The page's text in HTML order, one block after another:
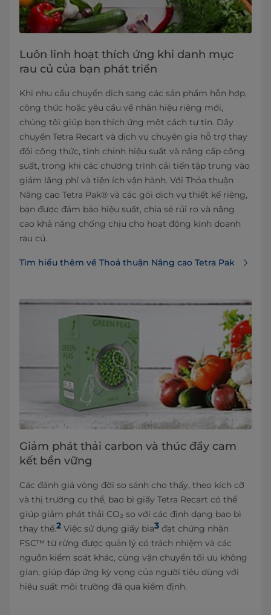
Luôn linh hoạt thích ứng khi danh mục
rau củ của bạn phát triển
Khi nhu cầu chuyển dịch sang các sản phẩm hỗn hợp,
công thức hoặc yêu cầu về nhãn hiệu riêng mới,
chúng tôi giúp bạn thích ứng một cách tự tin. Dây
chuyền Tetra Recart và dịch vụ chuyên gia hỗ trợ thay
đổi công thức, tinh chỉnh hiệu suất và nâng cấp công
suất, trong khi các chương trình cải tiến tập trung vào
giảm lãng phí và tiện ích vận hành. Với Thỏa thuận
Nâng cao Tetra Pak® và các gói dịch vụ thiết kế riêng,
bạn được đảm bảo hiệu suất, chia sẻ rủi ro và nâng
cao khả năng chống chịu cho hoạt động kinh doanh
rau củ.
Tìm hiểu thêm về Thoả thuận Nâng cao Tetra Pak
Giảm phát thải carbon và thúc đẩy cam
kết bền vững
Các đánh giá vòng đời so sánh cho thấy, theo kích cỡ
và thị trường cụ thể, bao bì giấy Tetra Recart có thể
giúp giảm phát thải CO₂ so với các định dạng bao bì
thay thế.2 Việc sử dụng giấy bìa3 đạt chứng nhận
FSC™ từ rừng được quản lý có trách nhiệm và các
nguồn kiểm soát khác, cùng vận chuyển tối ưu không
gian, giúp đáp ứng kỳ vọng của người tiêu dùng với
hiệu suất môi trường đã qua kiểm định.